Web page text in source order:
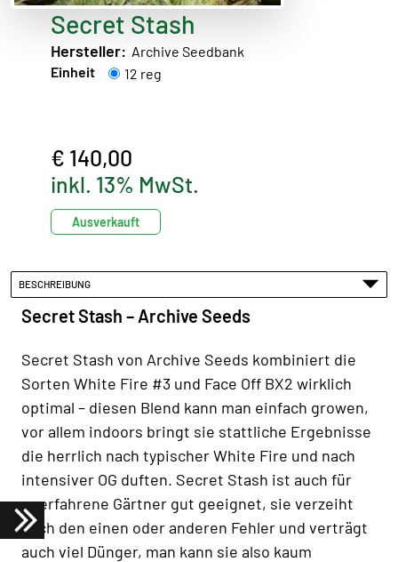
Secret Stash
Hersteller: Archive Seedbank
Einheit
12 reg
€ 140,00
inkl. 13% MwSt.
Ausverkauft
BESCHREIBUNG
Secret Stash – Archive Seeds
Secret Stash von Archive Seeds kombiniert die
Sorten White Fire #3 und Face Off BX2 wirklich
optimal – diesen Blend kann man einfach growen,
vor allem indoors bringt sie stattliche Ergebnisse
die herrlich nach typischer White Fire und nach
intensiver OG duften. Secret Stash ist auch für
unerfahrene Gärtner gut geeignet, sie verzeiht
auch den einen oder anderen Fehler und verträgt
auch viel Dünger, man kann sie also kaum